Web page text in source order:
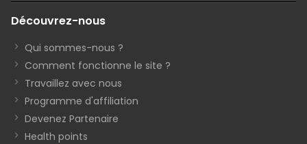
Découvrez-nous
Qui sommes-nous ?
Comment fonctionne le site ?
Travaillez avec nous
Programme d'affiliation
Devenez Partenaire
Health points